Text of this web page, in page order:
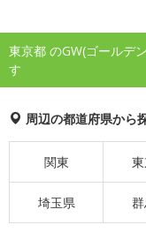
東京都 のGW(ゴールデ
す
周辺の都道府県から
関東
埼玉県